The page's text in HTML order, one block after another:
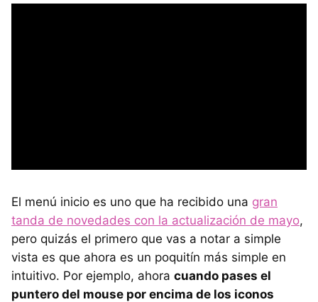
El menú inicio es uno que ha recibido una gran
tanda de novedades con la actualización de mayo,
pero quizás el primero que vas a notar a simple
vista es que ahora es un poquitín más simple en
intuitivo. Por ejemplo, ahora cuando pases el
puntero del mouse por encima de los iconos